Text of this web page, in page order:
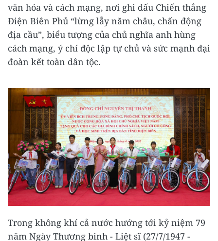
văn hóa và cách mạng, nơi ghi dấu Chiến thắng
Điện Biên Phủ “lừng lẫy năm châu, chấn động
địa cầu”, biểu tượng của chủ nghĩa anh hùng
cách mạng, ý chí độc lập tự chủ và sức mạnh đại
đoàn kết toàn dân tộc.
Trong không khí cả nước hướng tới kỷ niệm 79
năm Ngày Thương binh - Liệt sĩ (27/7/1947 -